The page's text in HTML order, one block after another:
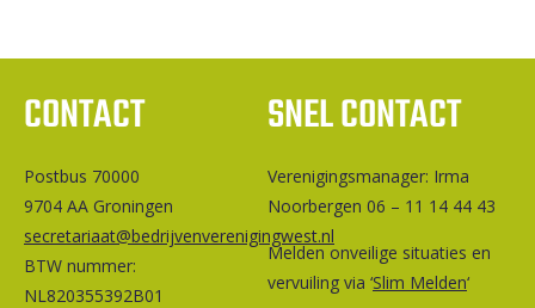
CONTACT
Postbus 70000
9704 AA Groningen
secretariaat@bedrijvenverenigingwest.nl
BTW nummer:
NL820355392B01
SNEL CONTACT
Ver­e­ni­gings­ma­na­ger: Irma
Noorbergen 06 – 11 14 44 43
Melden onveilige situaties en
vervuiling via ‘Slim Melden‘